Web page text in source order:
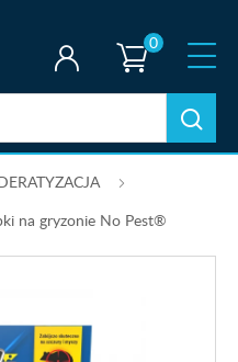
0
na gryzonie No Pest®